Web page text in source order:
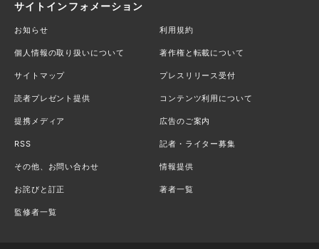
サイトインフォメーション
お知らせ 利用規約
個人情報の取り扱いについて 著作権と転載について
サイトマップ プレスリリース受付
読者プレゼント提供 コンテンツ利用について
提携メディア 広告のご案内
RSS 記者・ライター募集
その他、お問い合わせ 情報提供
お詫びと訂正 著者一覧
監修者一覧